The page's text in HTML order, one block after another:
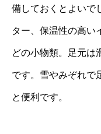
備しておくとよいで
ター、保温性の高い
どの小物類。足元は
です。雪やみぞれで
と便利です。